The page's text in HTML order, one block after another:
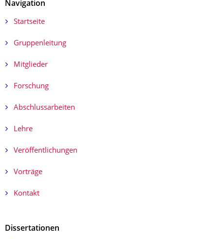
Navigation
Startseite
Gruppenleitung
Mitglieder
Forschung
Abschlussarbeiten
Lehre
Veröffentlichungen
Vorträge
Kontakt
Dissertationen